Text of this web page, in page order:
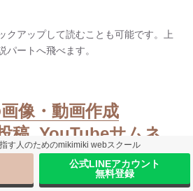
クアップして読むことも可能です。上
パートへ飛べます。
像・動画作成
稿, YouTubeサムネ,
ニューなど）
す人のためのmikimiki webスクール
公式LINEアカウント
無料登録